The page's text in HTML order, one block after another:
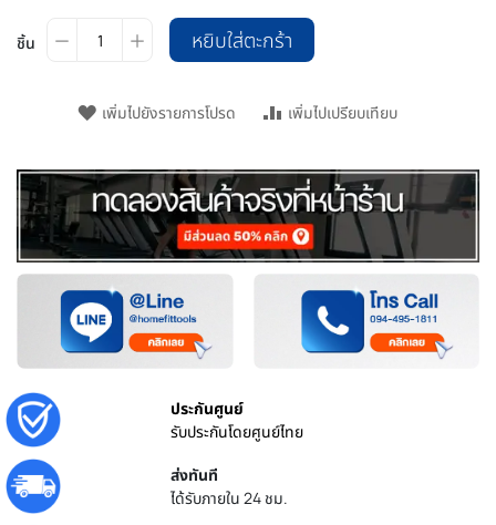
ชิ้น หยิบใส่ตะกร้า
เพิ่มไปยังรายการโปรด เพิ่มไปเปรียบเทียบ
ประกันศูนย์
รับประกันโดยศูนย์ไทย
ส่งทันที
ได้รับภายใน 24 ชม.